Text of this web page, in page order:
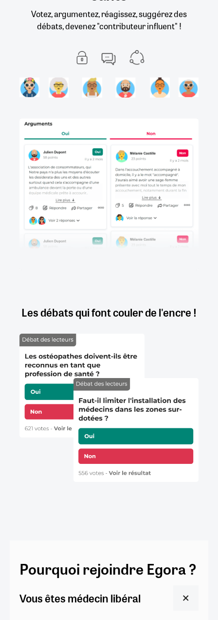
Votez, argumentez, réagissez, suggérez des
débats, devenez "contributeur influent" !
Les débats qui font couler de l'encre !
Pourquoi rejoindre Egora ?
Vous êtes médecin libéral